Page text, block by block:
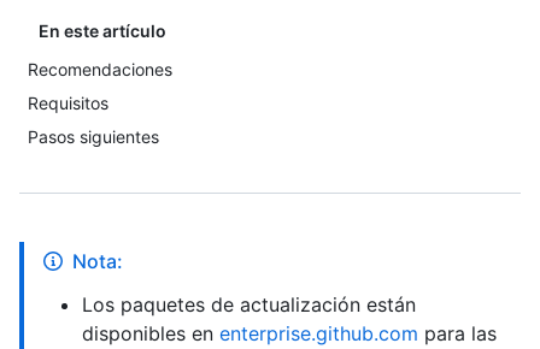
En este artículo
Recomendaciones
Requisitos
Pasos siguientes
Nota:
Los paquetes de actualización están
disponibles en enterprise.github.com para las